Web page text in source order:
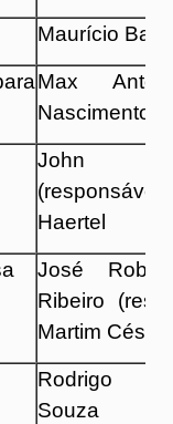
Maurício
Max
Nascimento
John
Haertel
José
Ribeiro
Martim César
Rodrigo
Souza